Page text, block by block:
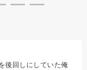
後回しにしていた俺